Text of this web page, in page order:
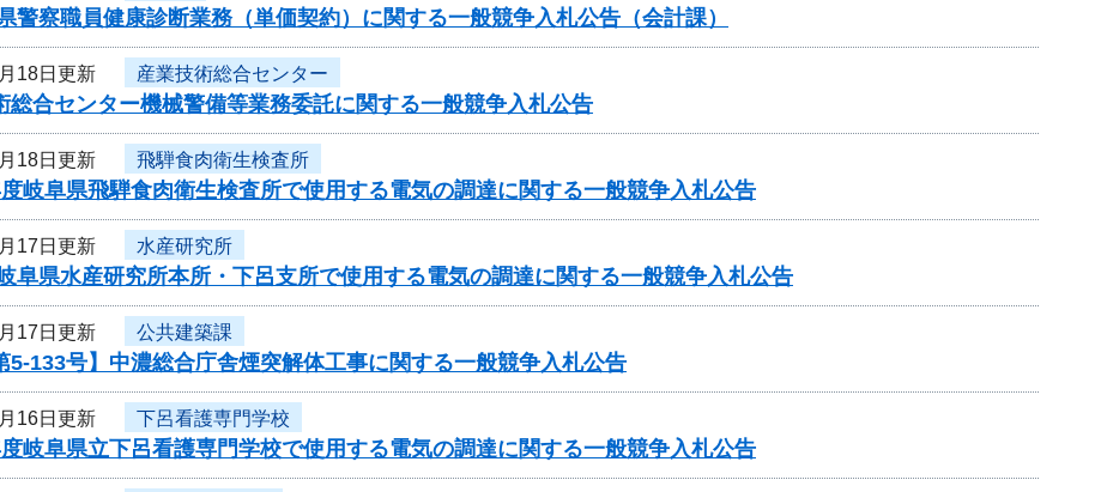
警察職員健康診断業務（単価契約）に関する一般競争入札公告（会計課）
18日更新 産業技術総合センター
総合センター機械警備等業務委託に関する一般競争入札公告
18日更新 飛騨食肉衛生検査所
岐阜県飛騨食肉衛生検査所で使用する電気の調達に関する一般競争入札公告
17日更新 水産研究所
阜県水産研究所本所・下呂支所で使用する電気の調達に関する一般競争入札公告
17日更新 公共建築課
5-133号】中濃総合庁舎煙突解体工事に関する一般競争入札公告
16日更新 下呂看護専門学校
岐阜県立下呂看護専門学校で使用する電気の調達に関する一般競争入札公告